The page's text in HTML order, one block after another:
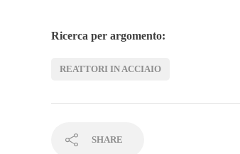
Ricerca per argomento:
REATTORI IN ACCIAIO
SHARE